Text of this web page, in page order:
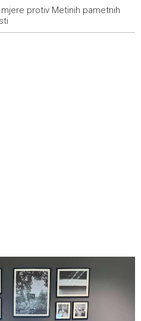
protiv Metinih pametnih